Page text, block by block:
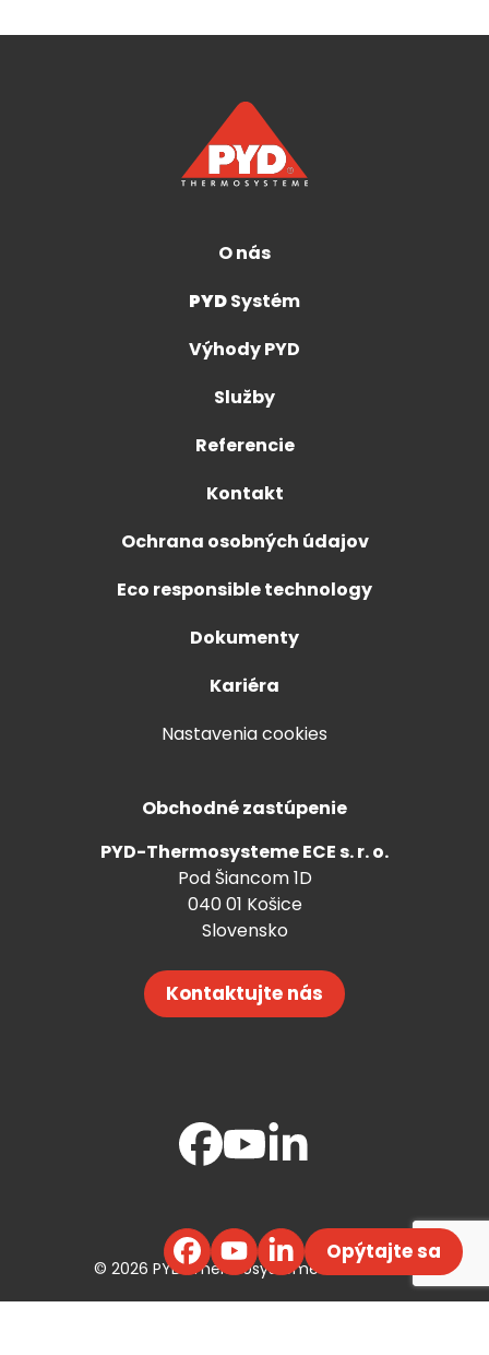
Opýtajte sa
O nás
PYDSystém
Výhody PYD
Služby
Referencie
Kontakt
Ochrana osobných údajov
Eco responsible technology
Dokumenty
Kariéra
Nastavenia cookies
Obchodné zastúpenie
PYD-Thermosysteme ECE s. r. o.
Pod Šiancom 1D
040 01 Košice
Slovensko
Kontaktujte nás
© 2026 PYD-Thermosysteme ECE s. r. o.